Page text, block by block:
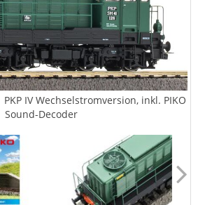
IV Wechselstromversion, inkl. PIKO
Sound-Decoder